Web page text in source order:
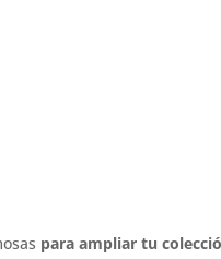
para ampliar tu